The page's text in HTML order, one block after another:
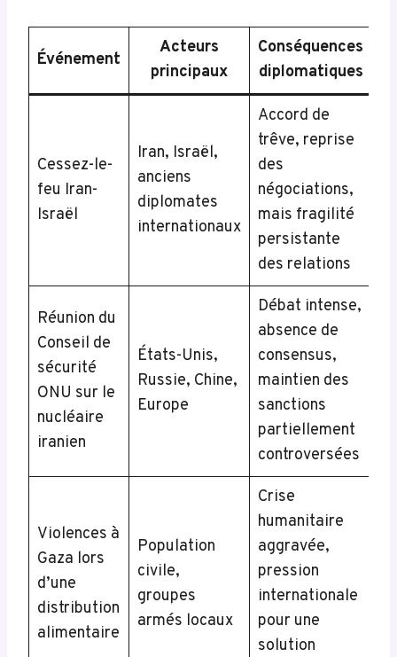
Événement
Acteurs
principaux
Conséquences
diplomatiques
Cessez-le-
feu Iran-
Israël
Iran, Israël,
anciens
diplomates
internationaux
Accord de
trêve, reprise
des
négociations,
mais fragilité
persistante
des relations
Réunion du
Conseil de
sécurité
ONU sur le
nucléaire
iranien
États-Unis,
Russie, Chine,
Europe
Débat intense,
absence de
consensus,
maintien des
sanctions
partiellement
controversées
Violences à
Gaza lors
d’une
distribution
alimentaire
Population
civile,
groupes
armés locaux
Crise
humanitaire
aggravée,
pression
internationale
pour une
solution